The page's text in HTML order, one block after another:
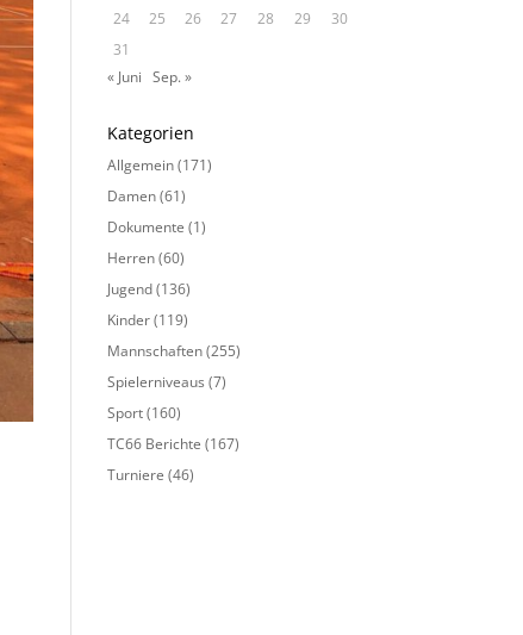
24
25 26 27 28 29
30
31
« Juni Sep. »
Kategorien
Allgemein(171)
Damen(61)
Dokumente (1)
Herren(60)
Jugend(136)
Kinder(119)
Mannschaften(255)
Spielerniveaus (7)
Sport(160)
TC66 Berichte (167)
Turniere (46)